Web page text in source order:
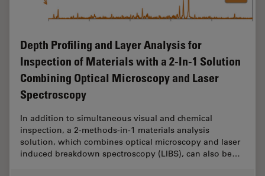
Depth Profiling and Layer Analysis for
Inspection of Materials with a 2-In-1 Solution
Combining Optical Microscopy and Laser
Spectroscopy
In addition to simultaneous visual and chemical
inspection, a 2-methods-in-1 materials analysis
solution, which combines optical microscopy and laser
induced breakdown spectroscopy (LIBS), can also be…